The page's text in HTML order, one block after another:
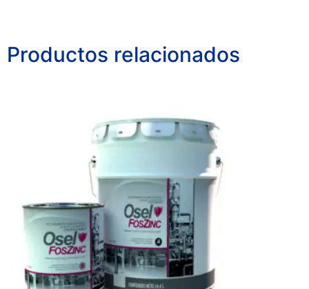
Productos relacionados